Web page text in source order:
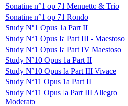
Sonatine n°1 op 71 Menuetto & Trio
Sonatine n°1 op 71 Rondo
Study N°1 Opus 1a Part II
Study N°1 Opus Ia Part III - Maestoso
Study N°1 Opus Ia Part IV Maestoso
Study N°10 Opus 1a Part II
Study N°10 Opus Ia Part III Vivace
Study N°11 Opus 1a Part II
Study N°11 Opus Ia Part III Allegro
Moderato